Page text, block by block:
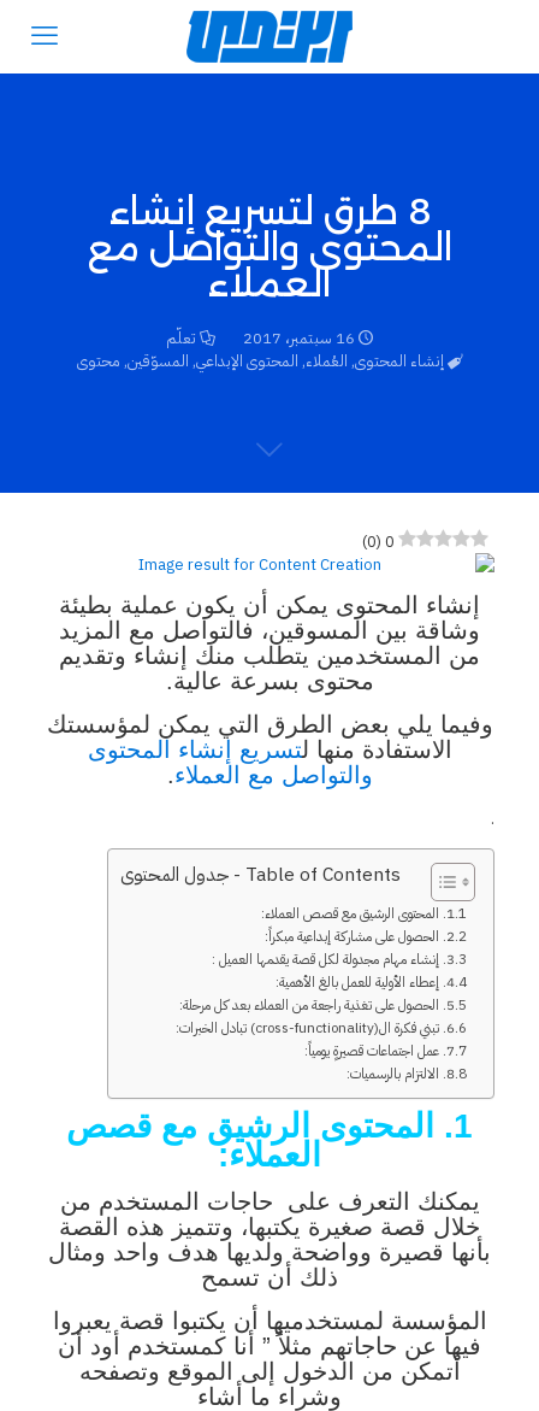
8 طرق لتسريع إنشاء
المحتوى والتواصل مع
العملاء
16 سبتمبر، 2017
تعلّم
إنشاء المحتوى, العُملاء, المحتوى الإبداعي, المسوّقين, محتوى
0
(
0
)
إنشاء المحتوى يمكن أن يكون عملية بطيئة
وشاقة بين المسوقين، فالتواصل مع المزيد
من المستخدمين يتطلب منك إنشاء وتقديم
محتوى بسرعة عالية.
وفيما يلي بعض الطرق التي يمكن لمؤسستك
الاستفادة منها لتسريع إنشاء المحتوى
والتواصل مع العملاء.
.
Table of Contents - جدول المحتوى
1. المحتوى الرشيق مع قصص العملاء:
2. الحصول على مشاركة إبداعية مبكراً:
3. إنشاء مهام مجدولة لكل قصة يقدمها العميل :
4. إعطاء الأولية للعمل بالغ الأهمية:
5. الحصول على تغذية راجعة من العملاء بعد كل مرحلة:
6. تبني فكرة ال(cross-functionality) تبادل الخبرات:
7. عمل اجتماعات قصيرةٍ يومياً:
8. الالتزام بالرسميات:
1. المحتوى الرشيق مع قصص
العملاء:
يمكنك التعرف على حاجات المستخدم من
خلال قصة صغيرة يكتبها، وتتميز هذه القصة
بأنها قصيرة وواضحة ولديها هدف واحد ومثال
ذلك أن تسمح
المؤسسة لمستخدميها أن يكتبوا قصة يعبروا
فيها عن حاجاتهم مثلاً ” أنا كمستخدم أود أن
أتمكن من الدخول إلى الموقع وتصفحه
وشراء ما أشاء